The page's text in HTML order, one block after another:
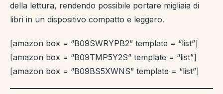
della lettura, rendendo possibile portare migliaia di
libri in un dispositivo compatto e leggero.
[amazon box = “B09SWRYPB2” template = “list”]
[amazon box = “B09TMP5Y2S” template = “list”]
[amazon box = “B09BS5XWNS” template = “list”]